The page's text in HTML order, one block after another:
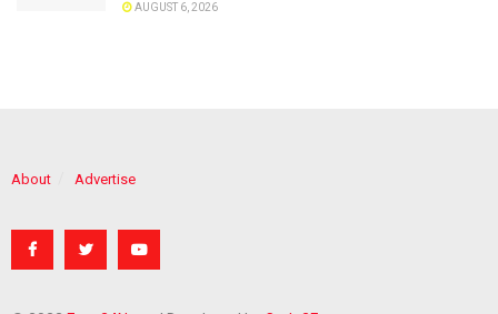
AUGUST 6, 2026
About Advertise